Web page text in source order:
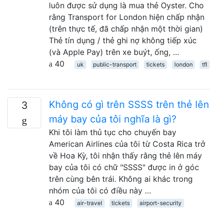
luôn được sử dụng là mua thẻ Oyster. Cho
rằng Transport for London hiện chấp nhận
(trên thực tế, đã chấp nhận một thời gian)
Thẻ tín dụng / thẻ ghi nợ không tiếp xúc
(và Apple Pay) trên xe buýt, ống, …
40
uk public-transport tickets london tfl
3
Không có gì trên SSSS trên thẻ lên
máy bay của tôi nghĩa là gì?
Khi tôi làm thủ tục cho chuyến bay
American Airlines của tôi từ Costa Rica trở
về Hoa Kỳ, tôi nhận thấy rằng thẻ lên máy
bay của tôi có chữ "SSSS" được in ở góc
trên cùng bên trái. Không ai khác trong
nhóm của tôi có điều này …
40
air-travel tickets
airport-security